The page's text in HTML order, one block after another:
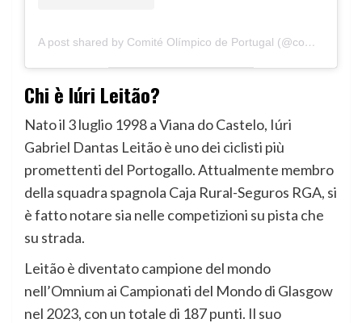
A post shared by Comité Olímpico de Portugal (@comiteolimpicoportugal)
Chi è Iúri Leitão?
Nato il 3 luglio 1998 a Viana do Castelo, Iúri
Gabriel Dantas Leitão è uno dei ciclisti più
promettenti del Portogallo. Attualmente membro
della squadra spagnola Caja Rural-Seguros RGA, si
è fatto notare sia nelle competizioni su pista che
su strada.
Leitão è diventato campione del mondo
nell’Omnium ai Campionati del Mondo di Glasgow
nel 2023, con un totale di 187 punti. Il suo